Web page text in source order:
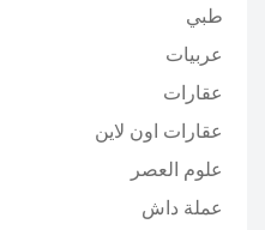
طبي
عربيات
عقارات
عقارات اون لاين
علوم العصر
عملة داش